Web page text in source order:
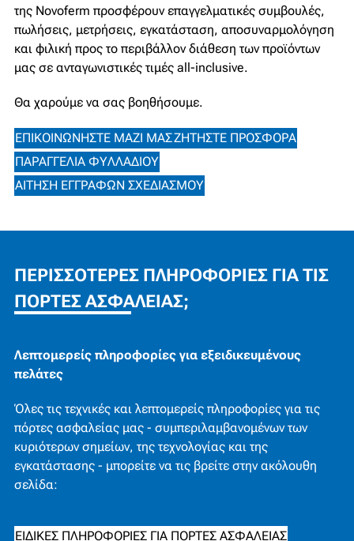
της Novoferm προσφέρουν επαγγελματικές συμβουλές,
πωλήσεις, μετρήσεις, εγκατάσταση, αποσυναρμολόγηση
και φιλική προς το περιβάλλον διάθεση των προϊόντων
μας σε ανταγωνιστικές τιμές all-inclusive.
Θα χαρούμε να σας βοηθήσουμε.
ΕΠΙΚΟΙΝΩΝΉΣΤΕ ΜΑΖΊ ΜΑΣΖΗΤΉΣΤΕ ΠΡΟΣΦΟΡΆ
ΠΑΡΑΓΓΕΛΊΑ ΦΥΛΛΑΔΊΟΥ
ΑΊΤΗΣΗ ΕΓΓΡΆΦΩΝ ΣΧΕΔΙΑΣΜΟΎ
ΠΕΡΙΣΣΌΤΕΡΕΣ ΠΛΗΡΟΦΟΡΊΕΣ ΓΙΑ ΤΙΣ
ΠΌΡΤΕΣ ΑΣΦΑΛΕΊΑΣ;
Λεπτομερείς πληροφορίες για εξειδικευμένους
πελάτες
Όλες τις τεχνικές και λεπτομερείς πληροφορίες για τις
πόρτες ασφαλείας μας - συμπεριλαμβανομένων των
κυριότερων σημείων, της τεχνολογίας και της
εγκατάστασης - μπορείτε να τις βρείτε στην ακόλουθη
σελίδα:
ΕΙΔΙΚΈΣ ΠΛΗΡΟΦΟΡΊΕΣ ΓΙΑ ΠΌΡΤΕΣ ΑΣΦΑΛΕΊΑΣ